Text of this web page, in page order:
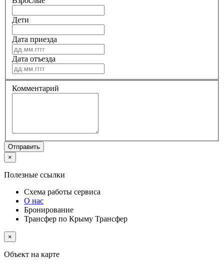
Дети
Дата приезда
Дата отъезда
Комментарий
Отправить
×
Полезные ссылки
Схема работы сервиса
О нас
Бронирование
Трансфер по Крыму Трансфер
×
Объект на карте